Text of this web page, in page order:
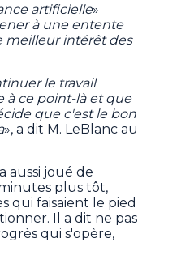
artificielle»
à une entente
meilleur intérêt des
le travail
à ce point-là et que
que c'est le bon
», a dit M. LeBlanc au
aussi joué de
plus tôt,
qui faisaient le pied
Il a dit ne pas
qui s'opère,